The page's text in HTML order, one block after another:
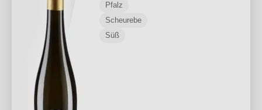
Pfalz
Scheurebe
Süß